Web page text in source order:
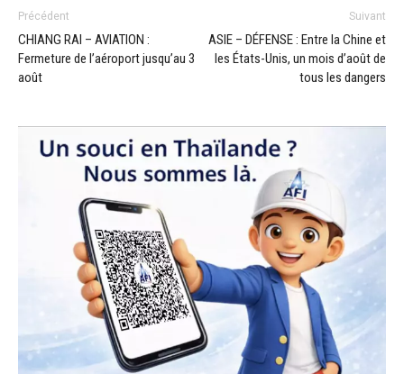
Précédent
CHIANG RAI – AVIATION :
Fermeture de l’aéroport jusqu’au 3
août
Suivant
ASIE – DÉFENSE : Entre la Chine et
les États-Unis, un mois d’août de
tous les dangers